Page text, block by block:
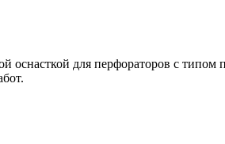
оснасткой для перфораторов с